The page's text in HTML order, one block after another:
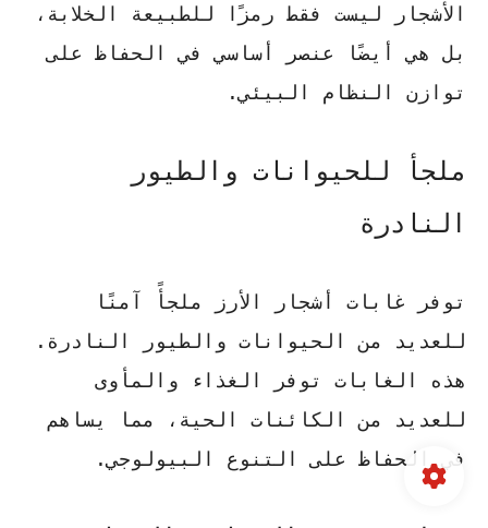
الأشجار ليست فقط رمزًا للطبيعة الخلابة،
بل هي أيضًا عنصر أساسي في الحفاظ على
توازن النظام البيئي.
ملجأ للحيوانات والطيور
النادرة
توفر غابات أشجار الأرز ملجأً آمنًا
للعديد من الحيوانات والطيور النادرة.
هذه الغابات توفر الغذاء والمأوى
للعديد من الكائنات الحية، مما يساهم
في الحفاظ على التنوع البيولوجي.